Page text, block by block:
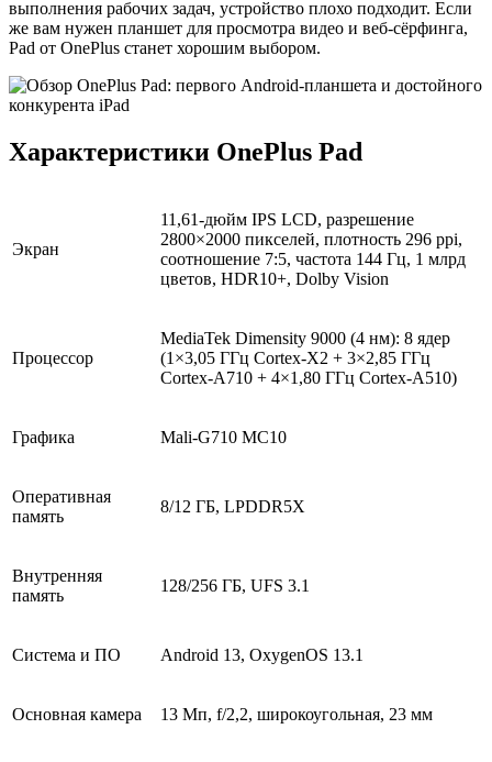
выполнения рабочих задач, устройство плохо подходит. Если
же вам нужен планшет для просмотра видео и веб-сёрфинга,
Pad от OnePlus станет хорошим выбором.
Характеристики OnePlus Pad
Экран
11,61-дюйм IPS LCD, разрешение
2800×2000 пикселей, плотность 296 ppi,
соотношение 7:5, частота 144 Гц, 1 млрд
цветов, HDR10+, Dolby Vision
Процессор
MediaTek Dimensity 9000 (4 нм): 8 ядер
(1×3,05 ГГц Cortex-X2 + 3×2,85 ГГц
Cortex-A710 + 4×1,80 ГГц Cortex-A510)
Графика Mali-G710 MC10
Оперативная
память
8/12 ГБ, LPDDR5X
Внутренняя
память
128/256 ГБ, UFS 3.1
Система и ПО Android 13, OxygenOS 13.1
Основная камера 13 Мп, f/2,2, широкоугольная, 23 мм